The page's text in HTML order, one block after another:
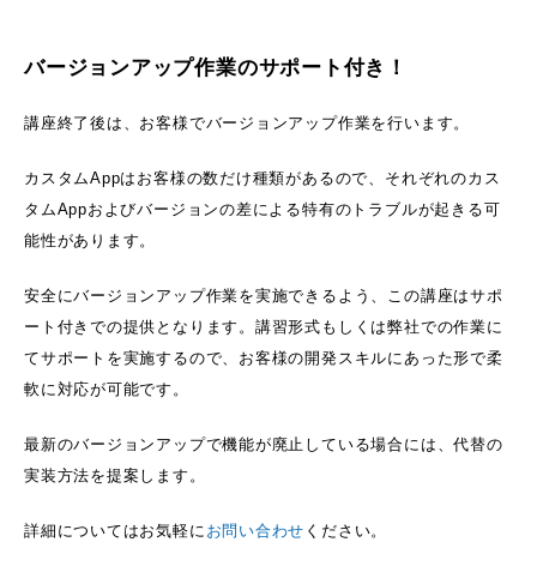
バージョンアップ作業のサポート付き！
講座終了後は、お客様でバージョンアップ作業を行います。
カスタムAppはお客様の数だけ種類があるので、それぞれのカス
タムAppおよびバージョンの差による特有のトラブルが起きる可
能性があります。
安全にバージョンアップ作業を実施できるよう、この講座はサポ
ート付きでの提供となります。講習形式もしくは弊社での作業に
てサポートを実施するので、お客様の開発スキルにあった形で柔
軟に対応が可能です。
最新のバージョンアップで機能が廃止している場合には、代替の
実装方法を提案します。
詳細についてはお気軽に お問い合わせ ください。